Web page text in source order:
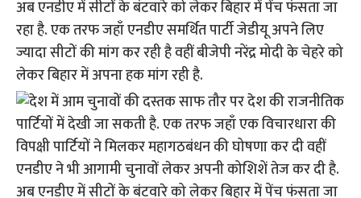
अब एनडीए में सीटों के बंटवारे को लेकर बिहार में पेंच फंसता जा
रहा है. एक तरफ जहाँ एनडीए समर्थित पार्टी जेडीयू अपने लिए
ज्यादा सीटों की मांग कर रही है वहीं बीजेपी नरेंद्र मोदी के चेहरे को
लेकर बिहार में अपना हक मांग रही है.